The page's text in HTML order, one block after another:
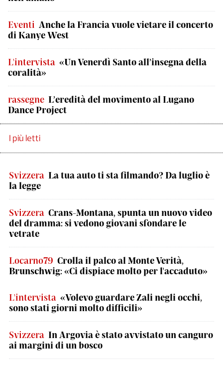
Eventi Anche la Francia vuole vietare il concerto
di Kanye West
L'intervista «Un Venerdì Santo all’insegna della
coralità»
rassegne L’eredità del movimento al Lugano
Dance Project
I più letti
Svizzera La tua auto ti sta filmando? Da luglio è
la legge
Svizzera Crans-Montana, spunta un nuovo video
del dramma: si vedono giovani sfondare le
vetrate
Locarno79 Crolla il palco al Monte Verità,
Brunschwig: «Ci dispiace molto per l'accaduto»
L'intervista «Volevo guardare Zali negli occhi,
sono stati giorni molto difficili»
Svizzera In Argovia è stato avvistato un canguro
ai margini di un bosco